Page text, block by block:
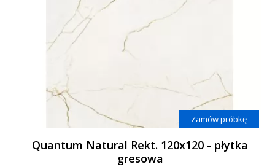
Zamów próbkę
Quantum Natural Rekt. 120x120 - płytka
gresowa